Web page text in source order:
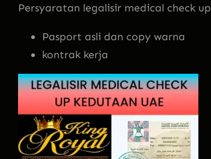
Persyaratan legalisir medical check up
Pasport asli dan copy warna
kontrak kerja